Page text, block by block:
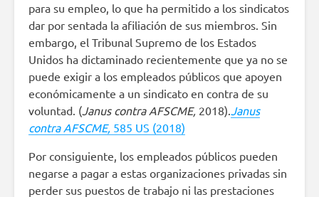
para su empleo, lo que ha permitido a los sindicatos
dar por sentada la afiliación de sus miembros. Sin
embargo, el Tribunal Supremo de los Estados
Unidos ha dictaminado recientemente que ya no se
puede exigir a los empleados públicos que apoyen
económicamente a un sindicato en contra de su
voluntad. (Janus contra AFSCME, 2018).Janus
contra AFSCME, 585 US (2018)
Por consiguiente, los empleados públicos pueden
negarse a pagar a estas organizaciones privadas sin
perder sus puestos de trabajo ni las prestaciones